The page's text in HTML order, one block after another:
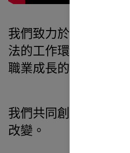
我們致力於打造一個
法的工作環境。我們
職業成長的發展機會。
我們共同創造我們希
改變。